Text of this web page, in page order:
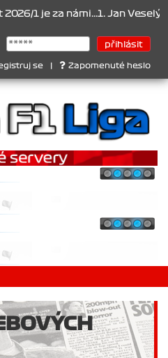
námi...1. Jan Veselý , 2. Jan
se Zapomenuté heslo